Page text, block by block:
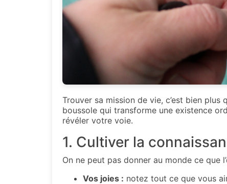
Trouver sa mission de vie, c’est bien plus
boussole qui transforme une existence
révéler votre voie.
1. Cultiver la
On ne peut pas donner au monde ce que
Vos joies : notez tout ce que vous